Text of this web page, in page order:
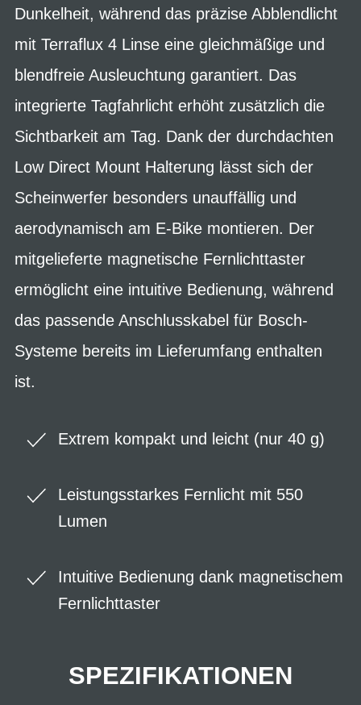
Dunkelheit, während das präzise Abblendlicht
mit Terraflux 4 Linse eine gleichmäßige und
blendfreie Ausleuchtung garantiert. Das
integrierte Tagfahrlicht erhöht zusätzlich die
Sichtbarkeit am Tag. Dank der durchdachten
Low Direct Mount Halterung lässt sich der
Scheinwerfer besonders unauffällig und
aerodynamisch am E-Bike montieren. Der
mitgelieferte magnetische Fernlichttaster
ermöglicht eine intuitive Bedienung, während
das passende Anschlusskabel für Bosch-
Systeme bereits im Lieferumfang enthalten
ist.
Extrem kompakt und leicht (nur 40 g)
Leistungsstarkes Fernlicht mit 550
Lumen
Intuitive Bedienung dank magnetischem
Fernlichttaster
SPEZIFIKATIONEN